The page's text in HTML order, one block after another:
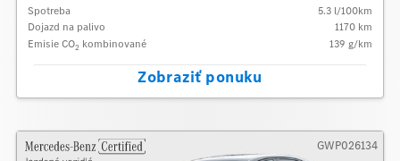
Spotreba 5.3 l/100km
Dojazd na palivo
1170 km
Emisie CO2 kombinované 139 g/km
Zobraziť ponuku
GWP026134